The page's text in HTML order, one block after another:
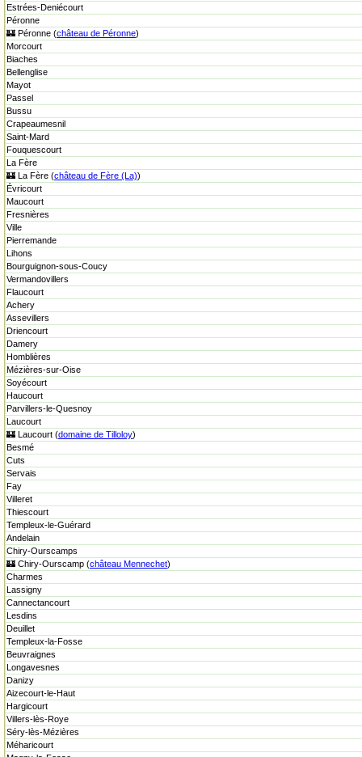
Estrées-Deniécourt
Péronne
🏰 Péronne (château de Péronne)
Morcourt
Biaches
Bellenglise
Mayot
Passel
Bussu
Crapeaumesnil
Saint-Mard
Fouquescourt
La Fère
🏰 La Fère (château de Fère (La))
Évricourt
Maucourt
Fresnières
Ville
Pierremande
Lihons
Bourguignon-sous-Coucy
Vermandovillers
Flaucourt
Achery
Assevillers
Driencourt
Damery
Homblières
Mézières-sur-Oise
Soyécourt
Haucourt
Parvillers-le-Quesnoy
Laucourt
🏰 Laucourt (domaine de Tilloloy)
Besmé
Cuts
Servais
Fay
Villeret
Thiescourt
Templeux-le-Guérard
Andelain
Chiry-Ourscamps
🏰 Chiry-Ourscamp (château Mennechet)
Charmes
Lassigny
Cannectancourt
Lesdins
Deuillet
Templeux-la-Fosse
Beuvraignes
Longavesnes
Danizy
Aizecourt-le-Haut
Hargicourt
Villers-lès-Roye
Séry-lès-Mézières
Méharicourt